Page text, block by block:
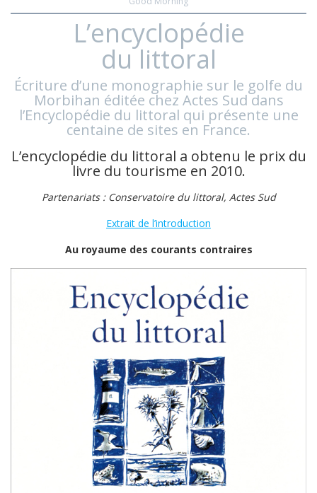
L’encyclopédie
du littoral
Écriture d’une monographie sur le golfe du
Morbihan éditée chez Actes Sud dans
l’Encyclopédie du littoral qui présente une
centaine de sites en France.
L’encyclopédie du littoral a obtenu le prix du
livre du tourisme en 2010.
Partenariats : Conservatoire du littoral, Actes Sud
Extrait de l’introduction
Au royaume des courants contraires